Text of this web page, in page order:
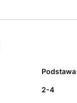
Podstawa
2-4